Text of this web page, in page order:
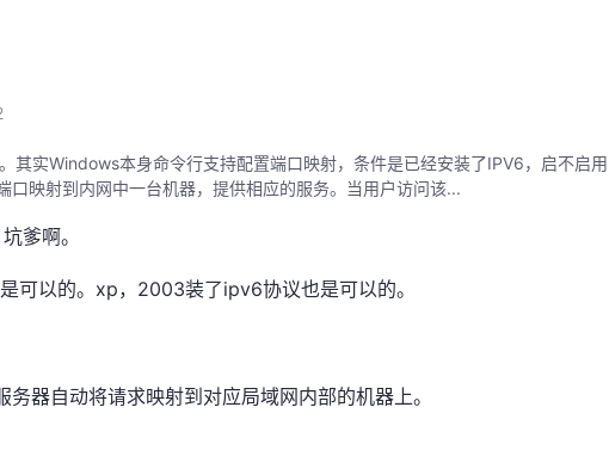
其实Windows本身命令行支持配置端口映射，条件是已经安装了IPV6，启不启用
映射到内网中一台机器，提供相应的服务。当用户访问该...
爹啊。
可以的。xp，2003装了ipv6协议也是可以的。
器自动将请求映射到对应局域网内部的机器上。